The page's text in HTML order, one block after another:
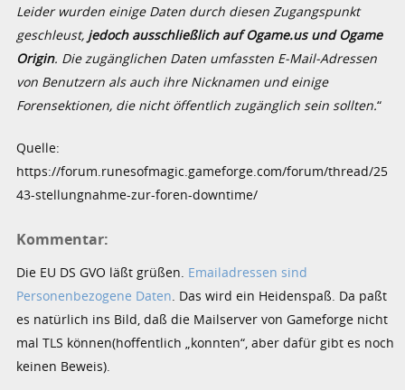
Leider wurden einige Daten durch diesen Zugangspunkt
geschleust, jedoch ausschließlich auf Ogame.us und Ogame
Origin. Die zugänglichen Daten umfassten E-Mail-Adressen
von Benutzern als auch ihre Nicknamen und einige
Forensektionen, die nicht öffentlich zugänglich sein sollten.“
Quelle:
https://forum.runesofmagic.gameforge.com/forum/thread/25
43-stellungnahme-zur-foren-downtime/
Kommentar:
Die EU DS GVO läßt grüßen. Emailadressen sind
Personenbezogene Daten. Das wird ein Heidenspaß. Da paßt
es natürlich ins Bild, daß die Mailserver von Gameforge nicht
mal TLS können(hoffentlich „konnten“, aber dafür gibt es noch
keinen Beweis).